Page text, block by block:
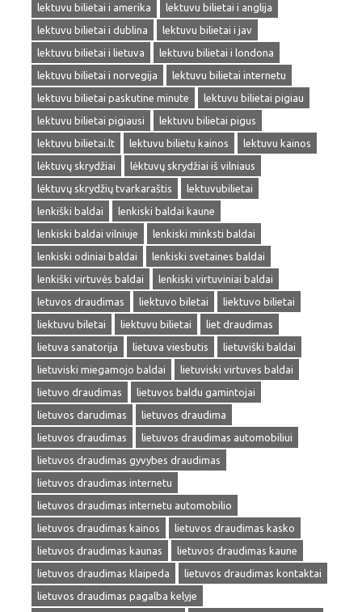
lektuvu bilietai i amerika
lektuvu bilietai i anglija
lektuvu bilietai i dublina
lektuvu bilietai i jav
lektuvu bilietai i lietuva
lektuvu bilietai i londona
lektuvu bilietai i norvegija
lektuvu bilietai internetu
lektuvu bilietai paskutine minute
lektuvu bilietai pigiau
lektuvu bilietai pigiausi
lektuvu bilietai pigus
lektuvu bilietai.lt
lektuvu bilietu kainos
lektuvu kainos
lėktuvų skrydžiai
lėktuvų skrydžiai iš vilniaus
lėktuvų skrydžių tvarkaraštis
lektuvubilietai
lenkiški baldai
lenkiski baldai kaune
lenkiski baldai vilniuje
lenkiski minksti baldai
lenkiski odiniai baldai
lenkiski svetaines baldai
lenkiški virtuvės baldai
lenkiski virtuviniai baldai
letuvos draudimas
liektuvo biletai
liektuvo bilietai
liektuvu biletai
liektuvu bilietai
liet draudimas
lietuva sanatorija
lietuva viesbutis
lietuviški baldai
lietuviski miegamojo baldai
lietuviski virtuves baldai
lietuvo draudimas
lietuvos baldu gamintojai
lietuvos darudimas
lietuvos draudima
lietuvos draudimas
lietuvos draudimas automobiliui
lietuvos draudimas gyvybes draudimas
lietuvos draudimas internetu
lietuvos draudimas internetu automobilio
lietuvos draudimas kainos
lietuvos draudimas kasko
lietuvos draudimas kaunas
lietuvos draudimas kaune
lietuvos draudimas klaipeda
lietuvos draudimas kontaktai
lietuvos draudimas pagalba kelyje